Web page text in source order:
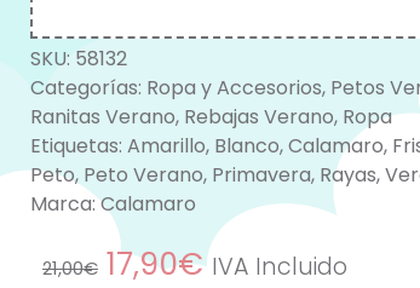
SKU: 58132
Categorías: Ropa y Accesorios, Petos
Ranitas Verano, Rebajas Verano, Ropa
Etiquetas: Amarillo, Blanco,Calamaro,
Peto, Peto Verano, Primavera, Rayas,
Marca:Calamaro
21,00€ 17,90€ IVA Incluido